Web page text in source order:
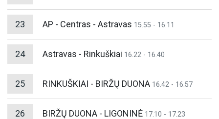
23 AP - Centras - Astravas 15.55 - 16.11
24 Astravas - Rinkuškiai 16.22 - 16.40
25 RINKUŠKIAI - BIRŽŲ DUONA 16.42 - 16.57
26 BIRŽŲ DUONA - LIGONINĖ 17.10 - 17.23